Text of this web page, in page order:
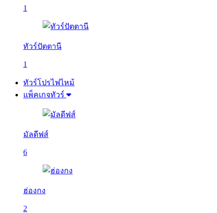
1
ทัวร์ปัตตานี
1
ทัวร์โปรไฟไหม้
แพ็คเกจทัวร์
มัลดีฟส์
6
ฮ่องกง
2